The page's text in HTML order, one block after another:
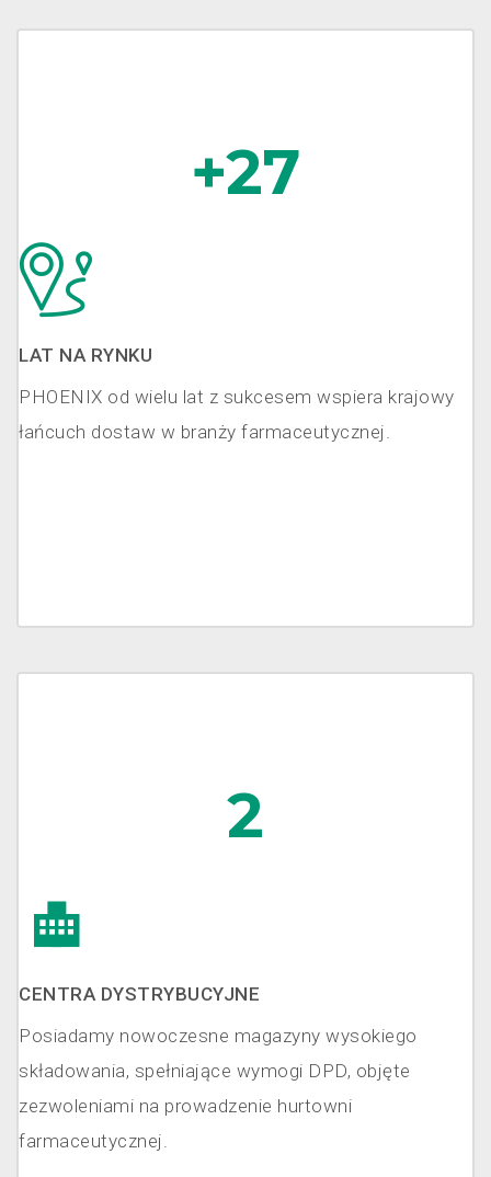
27
LAT NA RYNKU
PHOENIX od wielu lat z sukcesem wspiera krajowy
łańcuch dostaw w branży farmaceutycznej.
2
CENTRA DYSTRYBUCYJNE
Posiadamy nowoczesne magazyny wysokiego
składowania, spełniające wymogi DPD, objęte
zezwoleniami na prowadzenie hurtowni
farmaceutycznej.